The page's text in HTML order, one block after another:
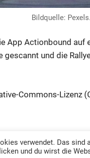
Bildquelle:
App Actionbound
gescannt und die
Commons-Lizenz
verwendet. Das
und du wirst die